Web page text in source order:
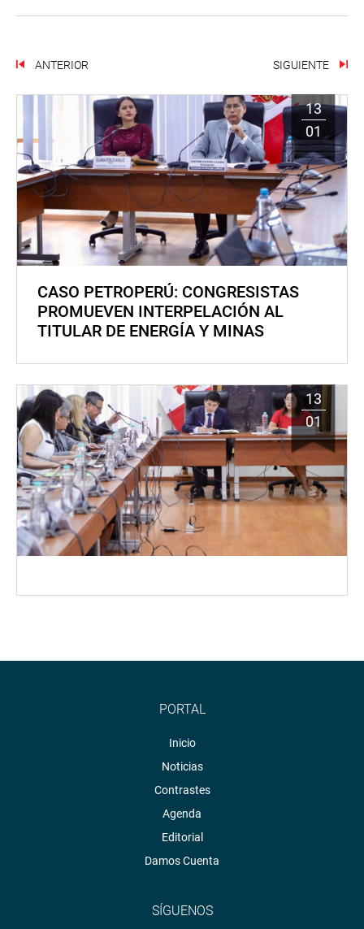
ANTERIOR SIGUIENTE
13
01
CASO PETROPERÚ: CONGRESISTAS
PROMUEVEN INTERPELACIÓN AL
TITULAR DE ENERGÍA Y MINAS
13
01
PORTAL
Inicio
Noticias
Contrastes
Agenda
Editorial
Damos Cuenta
SÍGUENOS